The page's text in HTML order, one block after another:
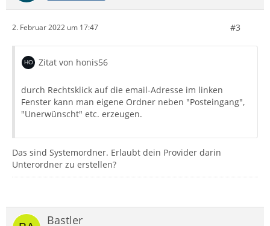
2. Februar 2022 um 17:47 #3
Zitat von honis56
durch Rechtsklick auf die email-Adresse im linken
Fenster kann man eigene Ordner neben "Posteingang",
"Unerwünscht" etc. erzeugen.
Das sind Systemordner. Erlaubt dein Provider darin
Unterordner zu erstellen?
Bastler